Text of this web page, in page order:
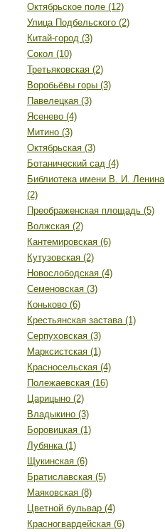
Октябрьское поле (12)
Улица Подбельского (2)
Китай-город (3)
Сокол (10)
Третьяковская (2)
Воробьёвы горы (3)
Павелецкая (3)
Ясенево (4)
Митино (3)
Октябрьская (3)
Ботанический сад (4)
Библиотека имени В. И. Ленина
(2)
Преображенская площадь (5)
Волжская (2)
Кантемировская (6)
Кутузовская (2)
Новослободская (4)
Семеновская (3)
Коньково (6)
Крестьянская застава (1)
Серпуховская (3)
Марксистская (1)
Красносельская (4)
Полежаевская (16)
Царицыно (2)
Владыкино (3)
Боровицкая (1)
Лубянка (1)
Щукинская (6)
Братиславская (5)
Маяковская (8)
Цветной бульвар (4)
Красногвардейская (6)